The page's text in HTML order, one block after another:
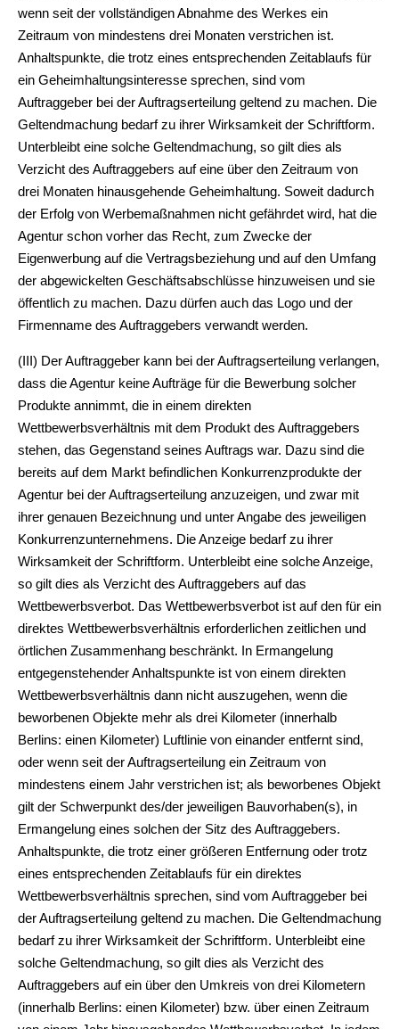
wenn seit der vollständigen Abnahme des Werkes ein
Zeitraum von mindestens drei Monaten verstrichen ist.
Anhaltspunkte, die trotz eines entsprechenden Zeitablaufs für
ein Geheimhaltungsinteresse sprechen, sind vom
Auftraggeber bei der Auftragserteilung geltend zu machen. Die
Geltendmachung bedarf zu ihrer Wirksamkeit der Schriftform.
Unterbleibt eine solche Geltendmachung, so gilt dies als
Verzicht des Auftraggebers auf eine über den Zeitraum von
drei Monaten hinausgehende Geheimhaltung. Soweit dadurch
der Erfolg von Werbemaßnahmen nicht gefährdet wird, hat die
Agentur schon vorher das Recht, zum Zwecke der
Eigenwerbung auf die Vertragsbeziehung und auf den Umfang
der abgewickelten Geschäftsabschlüsse hinzuweisen und sie
öffentlich zu machen. Dazu dürfen auch das Logo und der
Firmenname des Auftraggebers verwandt werden.
(III) Der Auftraggeber kann bei der Auftragserteilung verlangen,
dass die Agentur keine Aufträge für die Bewerbung solcher
Produkte annimmt, die in einem direkten
Wettbewerbsverhältnis mit dem Produkt des Auftraggebers
stehen, das Gegenstand seines Auftrags war. Dazu sind die
bereits auf dem Markt befindlichen Konkurrenzprodukte der
Agentur bei der Auftragserteilung anzuzeigen, und zwar mit
ihrer genauen Bezeichnung und unter Angabe des jeweiligen
Konkurrenzunternehmens. Die Anzeige bedarf zu ihrer
Wirksamkeit der Schriftform. Unterbleibt eine solche Anzeige,
so gilt dies als Verzicht des Auftraggebers auf das
Wettbewerbsverbot. Das Wettbewerbsverbot ist auf den für ein
direktes Wettbewerbsverhältnis erforderlichen zeitlichen und
örtlichen Zusammenhang beschränkt. In Ermangelung
entgegenstehender Anhaltspunkte ist von einem direkten
Wettbewerbsverhältnis dann nicht auszugehen, wenn die
beworbenen Objekte mehr als drei Kilometer (innerhalb
Berlins: einen Kilometer) Luftlinie von einander entfernt sind,
oder wenn seit der Auftragserteilung ein Zeitraum von
mindestens einem Jahr verstrichen ist; als beworbenes Objekt
gilt der Schwerpunkt des/der jeweiligen Bauvorhaben(s), in
Ermangelung eines solchen der Sitz des Auftraggebers.
Anhaltspunkte, die trotz einer größeren Entfernung oder trotz
eines entsprechenden Zeitablaufs für ein direktes
Wettbewerbsverhältnis sprechen, sind vom Auftraggeber bei
der Auftragserteilung geltend zu machen. Die Geltendmachung
bedarf zu ihrer Wirksamkeit der Schriftform. Unterbleibt eine
solche Geltendmachung, so gilt dies als Verzicht des
Auftraggebers auf ein über den Umkreis von drei Kilometern
(innerhalb Berlins: einen Kilometer) bzw. über einen Zeitraum